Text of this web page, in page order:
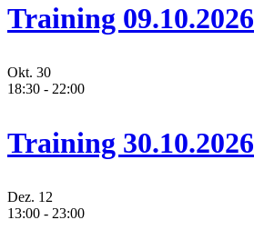
Training 09.10.2026
Okt. 30
18:30 - 22:00
Training 30.10.2026
Dez. 12
13:00 - 23:00